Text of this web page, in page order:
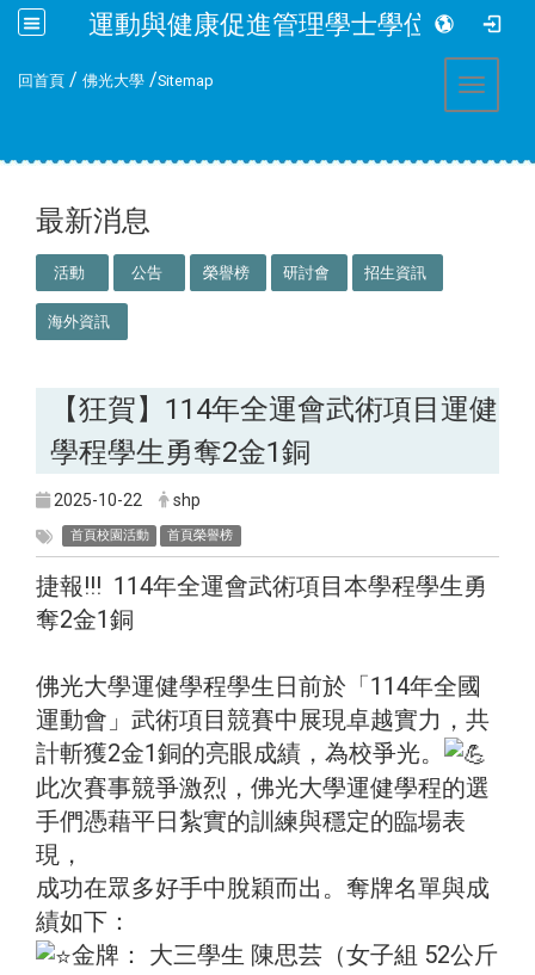
運動與健康促進管理學士學位學程
回首頁 / 佛光大學 /Sitemap Toggle
最新消息
活動 公告 榮譽榜 研討會 招生資訊
海外資訊
【狂賀】114年全運會武術項目運健
學程學生勇奪2金1銅
2025-10-22 shp
首頁校園活動 首頁榮譽榜
捷報!!! 114年全運會武術項目本學程學生勇
奪2金1銅
佛光大學運健學程學生日前於「114年全國
運動會」武術項目競賽中展現卓越實力，共
計斬獲2金1銅的亮眼成績，為校爭光。
此次賽事競爭激烈，佛光大學運健學程的選
手們憑藉平日紮實的訓練與穩定的臨場表
現，
成功在眾多好手中脫穎而出。奪牌名單與成
績如下：
金牌： 大三學生 陳思芸（女子組 52公斤